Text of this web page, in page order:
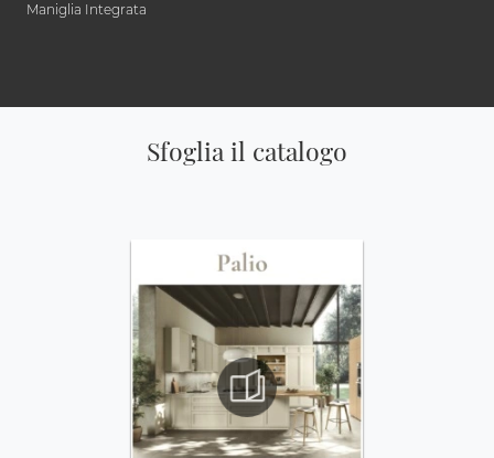
Maniglia Integrata
Sfoglia il catalogo